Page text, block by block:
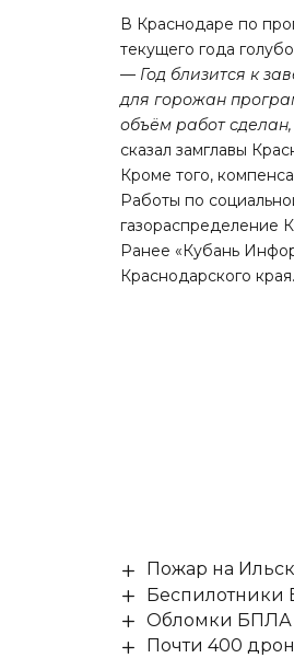
В Краснодаре по
текущего года
— Год близится к
для горожан
объём работ
сказал замглавы
Кроме того,
Работы по
газораспределение
Ранее «Кубань
Краснодарского края.
Пожар на
Беспилотники
Обломки БПЛА
Почти 400